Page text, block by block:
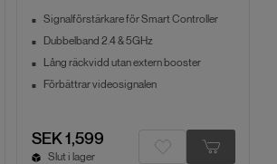
Signalförstärkare för Smart Controller
Dubbelband 2.4 & 5GHz
Lång räckvidd utan extern booster
Förbättrar videosignalen
SEK 1,599
Slut i lager